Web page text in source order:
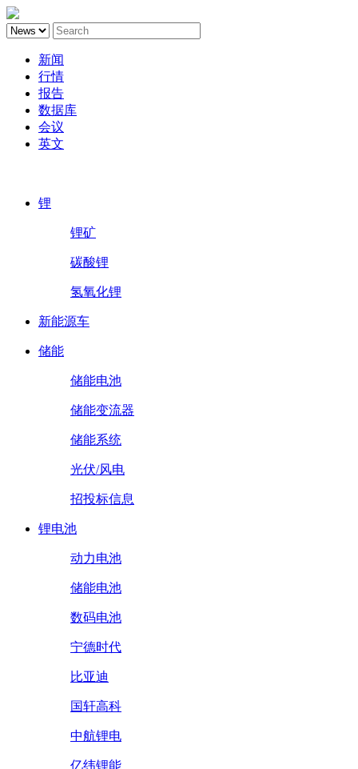
新闻
行情
报告
数据库
会议
英文
锂
锂矿
碳酸锂
氢氧化锂
新能源车
储能
储能电池
储能变流器
储能系统
光伏/风电
招投标信息
锂电池
动力电池
储能电池
数码电池
宁德时代
比亚迪
国轩高科
中航锂电
亿纬锂能